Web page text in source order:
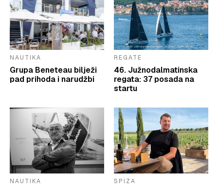
NAUTIKA
Grupa Beneteau bilježi
pad prihoda i narudžbi
REGATE
46. Južnodalmatinska
regata: 37 posada na
startu
NAUTIKA SPIZA